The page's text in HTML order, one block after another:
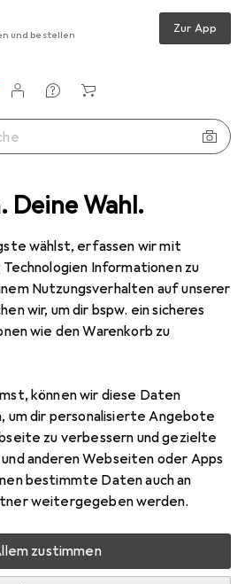
Deine Wahl.
wählst, erfassen wir mit
Technologien Informationen zu
Nutzungsverhalten auf unserer
wir, um dir bspw. ein sicheres
wie den Warenkorb zu
können wir diese Daten
um dir personalisierte Angebote
zu verbessern und gezielte
anderen Webseiten oder Apps
bestimmte Daten auch an
weitergegeben werden.
zustimmen
und bestellen Zur App
Sofa + Bettsofa Woood Statement
7 Bilder
Marke
Mehr von Woood
lieferbar
Merken